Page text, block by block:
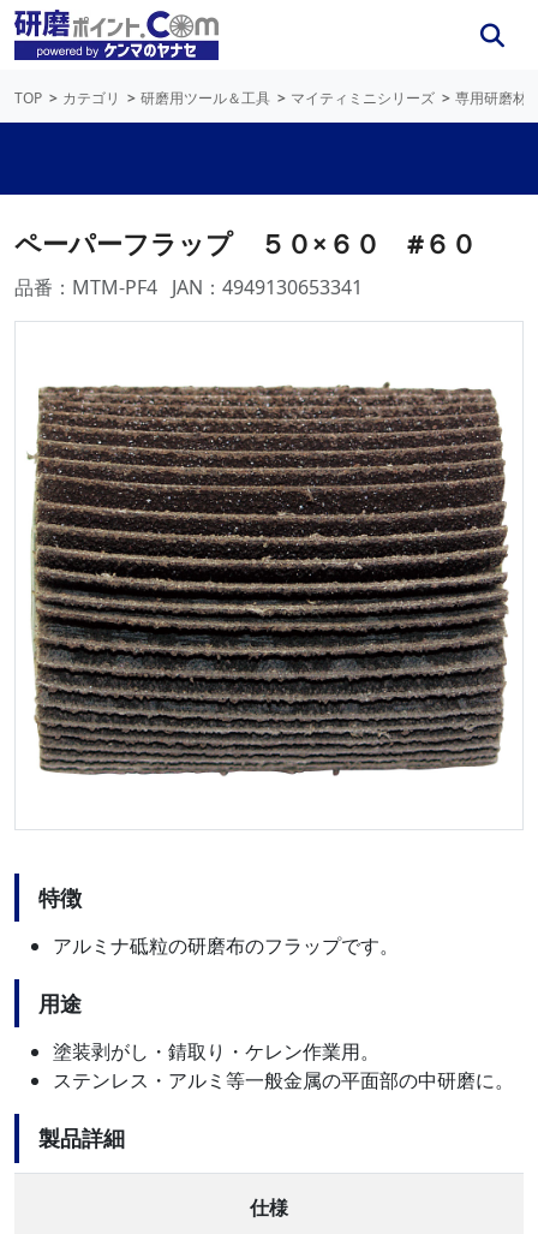
TOP カテゴリ 研磨用ツール＆工具 マイティミニシリーズ 専用研磨材
ペーパーフラップ ５０×６０ #６０
品番：MTM-PF4 JAN：4949130653341
特徴
アルミナ砥粒の研磨布のフラップです。
用途
塗装剥がし・錆取り・ケレン作業用。
ステンレス・アルミ等一般金属の平面部の中研磨に。
製品詳細
仕様